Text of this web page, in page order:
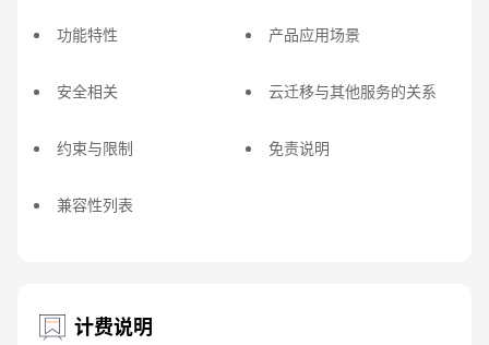
功能特性 产品应用场景
安全相关 云迁移与其他服务的关系
约束与限制 免责说明
兼容性列表
计费说明